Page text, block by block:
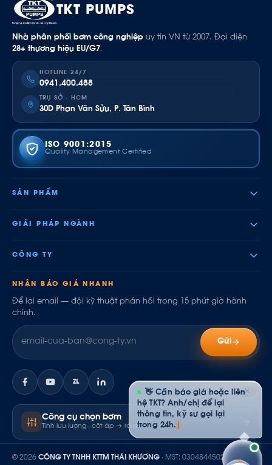
TKT PUMPS
Nhà phân phối bơm công nghiệp uy tín VN từ 2007. Đại diện
28+ thương hiệu EU/G7.
HOTLINE 24/7
0941.400.488
TRỤ SỞ · HCM
30D Phan Văn Sửu, P. Tân Bình
ISO 9001:2015
Quality Management Certified
SẢN PHẨM
GIẢI PHÁP NGÀNH
CÔNG TY
NHẬN BÁO GIÁ NHANH
Để lại email — đội kỹ thuật phản hồi trong 15 phút giờ hành
chính.
Gửi
ZL
Công cụ chọn bơm
Tính lưu lượng · cột áp → ra model
© 2026 CÔNG TY TNHH KTTM THÁI KHƯƠNG · MST: 0304844502
✕
👋 Cần báo giá hoặc liên
hệ TKT? Anh/chị để lại
thông tin, kỹ sư gọi lại
trong 24h.